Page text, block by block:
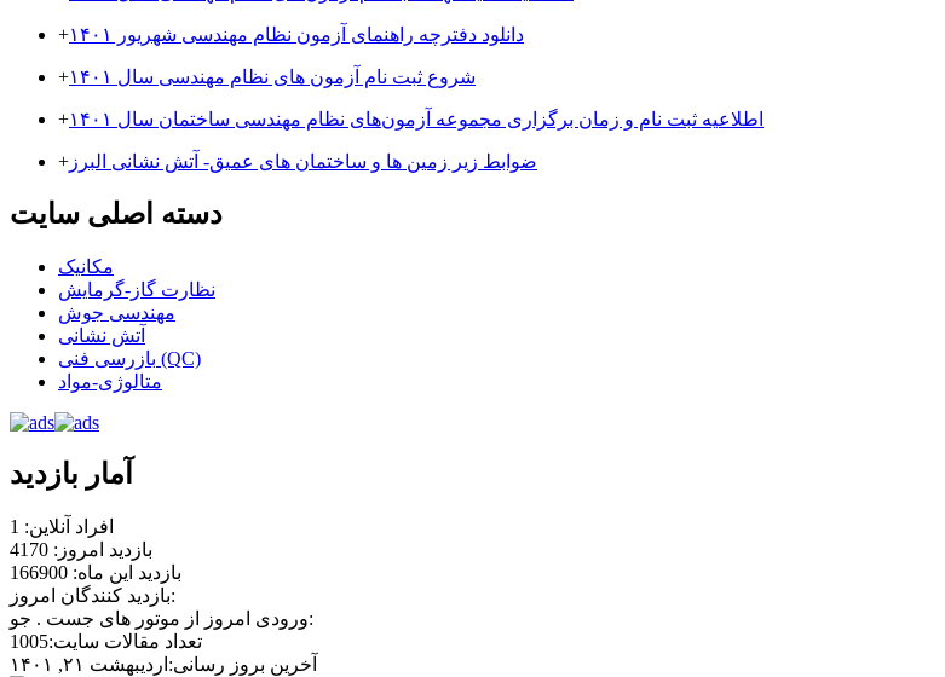
+ دانلود دفترچه راهنمای آزمون نظام مهندسی شهریور ۱۴۰۱
+ شروع ثبت نام آزمون های نظام مهندسی سال ۱۴۰۱
+ اطلاعیه ثبت نام و زمان برگزاری مجموعه آزمون‌های نظام مهندسی ساختمان سال ۱۴۰۱
+ ضوابط زیر زمین ها و ساختمان های عمیق- آتش نشانی البرز
دسته اصلی سایت
مکانیک
نظارت گاز-گرمایش
مهندسی جوش
آتش نشانی
بازرسی فنی (QC)
متالوژی-مواد
آمار بازدید
افراد آنلاین: 1
بازدید امروز: 4170
بازدید این ماه: 166900
بازدید کنندگان امروز:
ورودی امروز از موتور های جست . جو:
تعداد مقالات سایت:1005
آخرین بروز رسانی:اردیبهشت ۲۱, ۱۴۰۱